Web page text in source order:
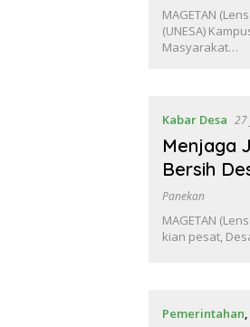
MAGETAN
(UNESA)
Masyarakat…
Kabar Desa 27
Menjaga
Bersih
Panekan
MAGETAN
kian pesat,
Pemerintahan,